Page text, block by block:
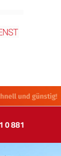
0 881